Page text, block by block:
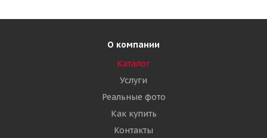
О компании
Каталог
Услуги
Реальные фото
Как купить
Контакты